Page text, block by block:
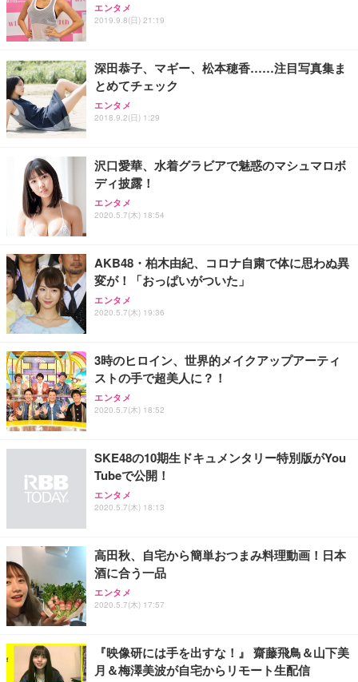
エンタメ
2019.9.8(日) 21:19
深田恭子、マギー、松本穂香……注目写真集ま
とめてチェック
エンタメ
2018.9.2(日) 1:29
沢口愛華、水着グラビアで魅惑のマシュマロボ
ディ披露！
エンタメ
2020.5.7(木) 18:54
AKB48・柏木由紀、コロナ自粛で体に思わぬ異
変が！「おっぱいがついた」
エンタメ
2020.5.7(木) 19:36
3時のヒロイン、世界的メイクアップアーティ
ストの手で超美人に？！
エンタメ
2020.5.7(木) 18:52
SKE48の10期生ドキュメンタリー特別版がYou
Tubeで公開！
エンタメ
2020.5.7(木) 18:13
高田秋、自宅から簡単おつまみ料理動画！日本
酒に合う一品
エンタメ
2020.5.7(木) 17:57
『映像研には手を出すな！』 齋藤飛鳥＆山下美
月＆梅澤美波が自宅からリモート生配信